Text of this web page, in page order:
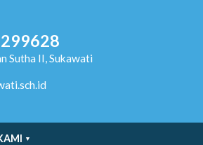
Sutha II, Sukawati